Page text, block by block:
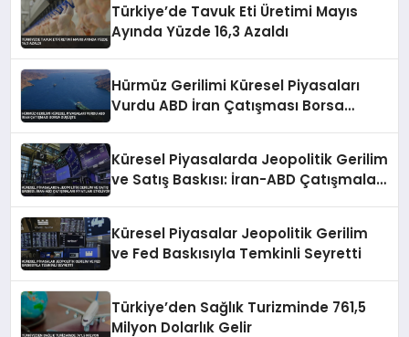
Türkiye’de Tavuk Eti Üretimi Mayıs
Ayında Yüzde 16,3 Azaldı
Hürmüz Gerilimi Küresel Piyasaları
Vurdu ABD İran Çatışması Borsa
Küresel Piyasalarda Jeopolitik Gerilim
ve Satış Baskısı: İran-ABD Çatışmaları
Küresel Piyasalar Jeopolitik Gerilim
ve Fed Baskısıyla Temkinli Seyretti
Türkiye’den Sağlık Turizminde 761,5
Milyon Dolarlık Gelir